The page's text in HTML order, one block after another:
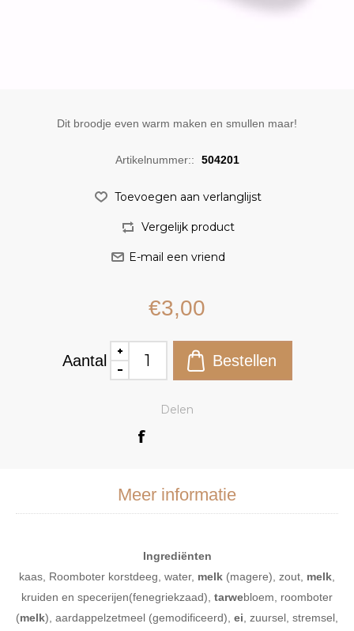
Dit broodje even warm maken en smullen maar!
Artikelnummer:: 504201
€3,00
Aantal
Delen
Meer informatie
Ingrediënten
kaas, Roomboter korstdeeg, water, melk (magere), zout, melk
kruiden en specerijen(fenegriekzaad), tarwebloem, roomboter
(melk), aardappelzetmeel (gemodificeerd), ei , zuursel, stremsel,